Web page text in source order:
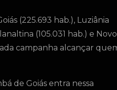
(225.693 hab.), Luziânia
(105.031 hab.) e Novo
campanha alcançar
de Goiás entra nessa